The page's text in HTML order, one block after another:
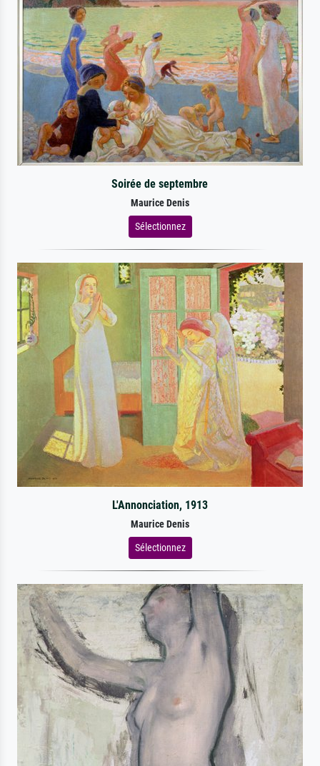
Soirée de septembre
Maurice Denis
Sélectionnez
L'Annonciation, 1913
Maurice Denis
Sélectionnez